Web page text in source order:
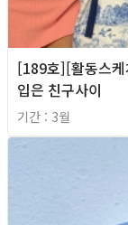
[189호][활동스
입은 친구사이
기간 : 3월